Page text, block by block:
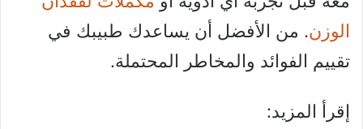
الوزن. من الأفضل أن يساعدك طبيبك في
تقييم الفوائد والمخاطر المحتملة.
إقرأ المزيد: